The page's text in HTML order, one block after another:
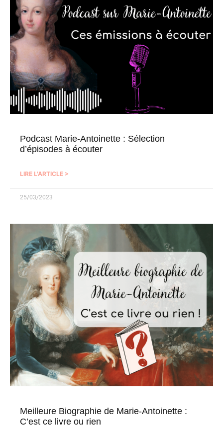
Podcast Marie-Antoinette : Sélection
d’épisodes à écouter
LIRE L'ARTICLE >
25/03/2023
Meilleure Biographie de Marie-Antoinette :
C’est ce livre ou rien